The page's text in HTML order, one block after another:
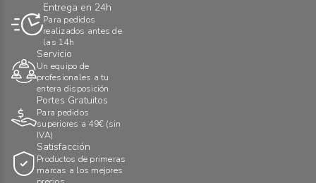
Entrega en 24h
Para pedidos
realizados antes de
las 14h
Servicio
Un equipo de
profesionales a tu
entera disposición
Portes Gratuitos
Para pedidos
superiores a 49€ (sin
IVA)
Satisfacción
Productos de primeras
marcas a los mejores